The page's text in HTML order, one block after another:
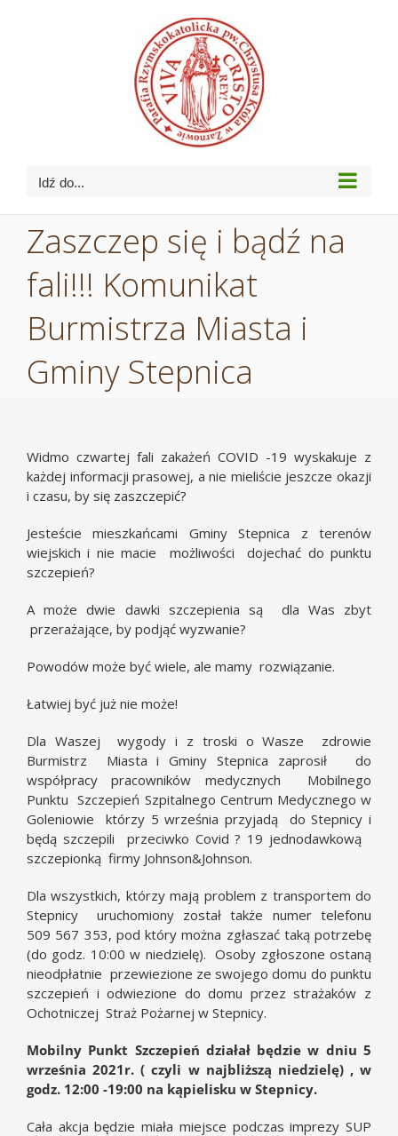
Idź do...
Zaszczep się i bądź na
fali!!! Komunikat
Burmistrza Miasta i
Gminy Stepnica
Widmo czwartej fali zakażeń COVID -19 wyskakuje z
każdej informacji prasowej, a nie mieliście jeszcze okazji
i czasu, by się zaszczepić?
Jesteście mieszkańcami Gminy Stepnica z terenów
wiejskich i nie macie możliwości dojechać do punktu
szczepień?
A może dwie dawki szczepienia są dla Was zbyt
przerażające, by podjąć wyzwanie?
Powodów może być wiele, ale mamy rozwiązanie.
Łatwiej być już nie może!
Dla Waszej wygody i z troski o Wasze zdrowie
Burmistrz Miasta i Gminy Stepnica zaprosił do
współpracy pracowników medycznych Mobilnego
Punktu Szczepień Szpitalnego Centrum Medycznego w
Goleniowie którzy 5 września przyjadą do Stepnicy i
będą szczepili przeciwko Covid ? 19 jednodawkową
szczepionką firmy Johnson&Johnson.
Dla wszystkich, którzy mają problem z transportem do
Stepnicy uruchomiony został także numer telefonu
509 567 353, pod który można zgłaszać taką potrzebę
(do godz. 10:00 w niedzielę). Osoby zgłoszone ostaną
nieodpłatnie przewiezione ze swojego domu do punktu
szczepień i odwiezione do domu przez strażaków z
Ochotniczej Straż Pożarnej w Stepnicy.
Mobilny Punkt Szczepień działał będzie w dniu 5
września 2021r. ( czyli w najbliższą niedzielę) , w
godz. 12:00 -19:00 na kąpielisku w Stepnicy.
Cała akcja będzie miała miejsce podczas imprezy SUP